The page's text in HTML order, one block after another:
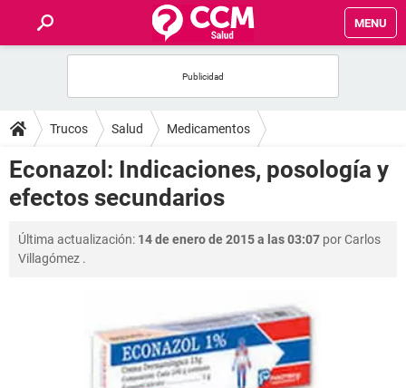
MENU
FOROS
SALUD
FAMILIA
NUTRICIÓN
Trucos Salud Medicamentos
Econazol: Indicaciones, posología y
efectos secundarios
Última actualización: 14 de enero de 2015 a las 03:07 porCarlos
Villagómez .